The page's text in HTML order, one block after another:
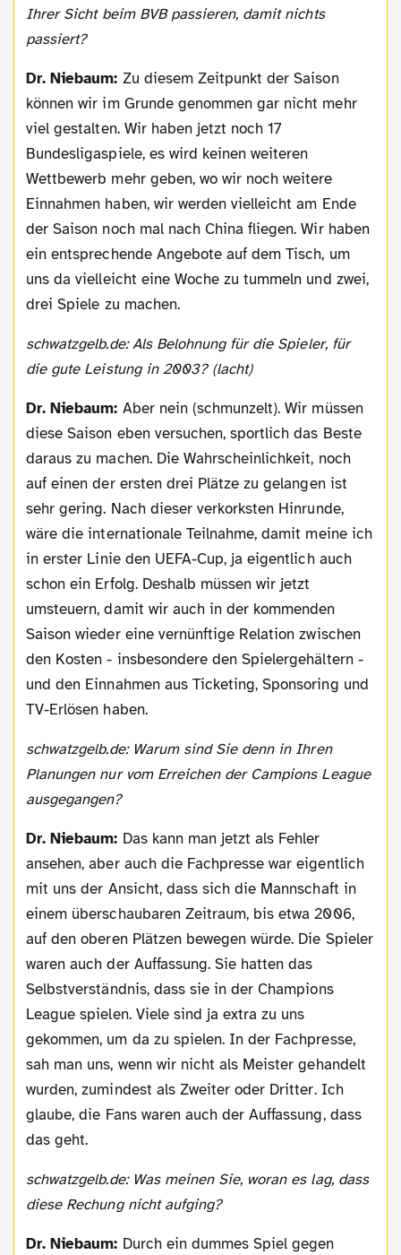
Ihrer Sicht beim BVB passieren, damit nichts
passiert?
Dr. Niebaum: Zu diesem Zeitpunkt der Saison
können wir im Grunde genommen gar nicht mehr
viel gestalten. Wir haben jetzt noch 17
Bundesligaspiele, es wird keinen weiteren
Wettbewerb mehr geben, wo wir noch weitere
Einnahmen haben, wir werden vielleicht am Ende
der Saison noch mal nach China fliegen. Wir haben
ein entsprechende Angebote auf dem Tisch, um
uns da vielleicht eine Woche zu tummeln und zwei,
drei Spiele zu machen.
schwatzgelb.de: Als Belohnung für die Spieler, für
die gute Leistung in 2003? (lacht)
Dr. Niebaum: Aber nein (schmunzelt). Wir müssen
diese Saison eben versuchen, sportlich das Beste
daraus zu machen. Die Wahrscheinlichkeit, noch
auf einen der ersten drei Plätze zu gelangen ist
sehr gering. Nach dieser verkorksten Hinrunde,
wäre die internationale Teilnahme, damit meine ich
in erster Linie den UEFA-Cup, ja eigentlich auch
schon ein Erfolg. Deshalb müssen wir jetzt
umsteuern, damit wir auch in der kommenden
Saison wieder eine vernünftige Relation zwischen
den Kosten - insbesondere den Spielergehältern -
und den Einnahmen aus Ticketing, Sponsoring und
TV-Erlösen haben.
schwatzgelb.de: Warum sind Sie denn in Ihren
Planungen nur vom Erreichen der Campions League
ausgegangen?
Dr. Niebaum: Das kann man jetzt als Fehler
ansehen, aber auch die Fachpresse war eigentlich
mit uns der Ansicht, dass sich die Mannschaft in
einem überschaubaren Zeitraum, bis etwa 2006,
auf den oberen Plätzen bewegen würde. Die Spieler
waren auch der Auffassung. Sie hatten das
Selbstverständnis, dass sie in der Champions
League spielen. Viele sind ja extra zu uns
gekommen, um da zu spielen. In der Fachpresse,
sah man uns, wenn wir nicht als Meister gehandelt
wurden, zumindest als Zweiter oder Dritter. Ich
glaube, die Fans waren auch der Auffassung, dass
das geht.
schwatzgelb.de: Was meinen Sie, woran es lag, dass
diese Rechung nicht aufging?
Dr. Niebaum: Durch ein dummes Spiel gegen